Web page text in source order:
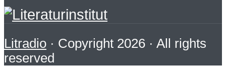
Litradio · Copyright 2026 · All rights
reserved